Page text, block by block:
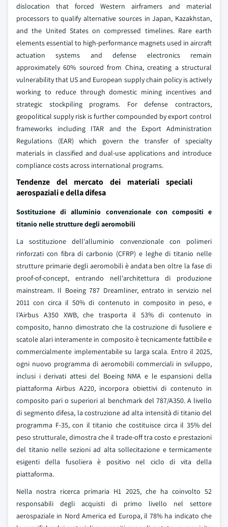
dislocation that forced Western airframers and material
processors to qualify alternative sources in Japan, Kazakhstan,
and the United States on compressed timelines. Rare earth
elements essential to high-performance magnets used in aircraft
actuation systems and defense electronics remain
approximately 60% sourced from China, creating a structural
vulnerability that US and European supply chain policy is actively
working to reduce through domestic mining incentives and
strategic stockpiling programs. For defense contractors,
geopolitical supply risk is further compounded by export control
frameworks including ITAR and the Export Administration
Regulations (EAR) which govern the transfer of specialty
materials in classified and dual-use applications and introduce
compliance costs across international programs.
Tendenze del mercato dei materiali speciali
aerospaziali e della difesa
Sostituzione di alluminio convenzionale con compositi e
titanio nelle strutture degli aeromobili
La sostituzione dell'alluminio convenzionale con polimeri
rinforzati con fibra di carbonio (CFRP) e leghe di titanio nelle
strutture primarie degli aeromobili è andata ben oltre la fase di
proof-of-concept, entrando nell'architettura di produzione
mainstream. Il Boeing 787 Dreamliner, entrato in servizio nel
2011 con circa il 50% di contenuto in composito in peso, e
l'Airbus A350 XWB, che trasporta il 53% di contenuto in
composito, hanno dimostrato che la costruzione di fusoliere e
scatole alari interamente in composito è tecnicamente fattibile e
commercialmente implementabile su larga scala. Entro il 2025,
ogni nuovo programma di aeromobili commerciali in sviluppo,
inclusi i derivati attesi del Boeing NMA e le espansioni della
piattaforma Airbus A220, incorpora obiettivi di contenuto in
composito pari o superiori al benchmark del 787/A350. A livello
di segmento difesa, la costruzione ad alta intensità di titanio del
programma F-35, con il titanio che costituisce circa il 35% del
peso strutturale, dimostra che il trade-off tra costo e prestazioni
del titanio nelle sezioni ad alta sollecitazione e termicamente
esigenti della fusoliera è positivo nel ciclo di vita della
piattaforma.
Nella nostra ricerca primaria H1 2025, che ha coinvolto 52
responsabili degli acquisti di primo livello nel settore
aerospaziale in Nord America ed Europa, il 78% ha indicato che